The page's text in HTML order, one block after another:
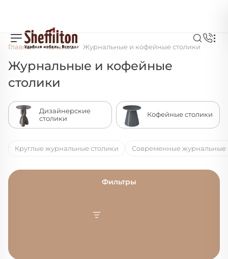
Главная Каталог Журнальные и кофейные столики
Журнальные и кофейные
столики
Дизайнерские
столики
Кофейные столики
Круглые журнальные столики Современные журнальные
Фильтры